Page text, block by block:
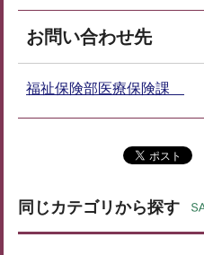
お問い合わせ先
福祉保険部医療保険課
同じカテゴリから探す